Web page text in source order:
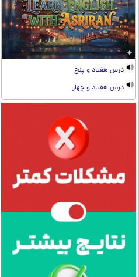
درس هفتاد و پنج
درس هفتاد و چهار